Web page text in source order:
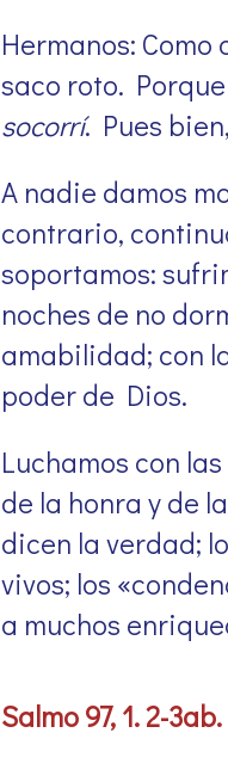
Hermanos:
saco roto.
socorrí. Pues
A nadie damos
contrario,
soportamos:
noches de no
amabilidad; con
poder de Dios.
Luchamos con
de la honra y de
dicen la verdad;
vivos; los
a muchos
Salmo 97, 1. 2-